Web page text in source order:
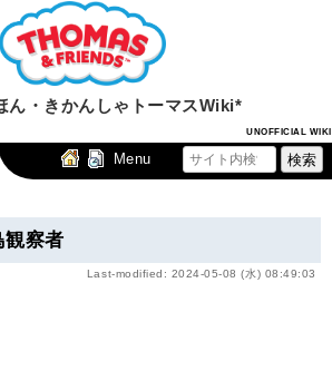
ん・きかんしゃトーマスWiki*
UNOFFICIAL WIKI
Menu
観察者
Last-modified: 2024-05-08 (水) 08:49:03